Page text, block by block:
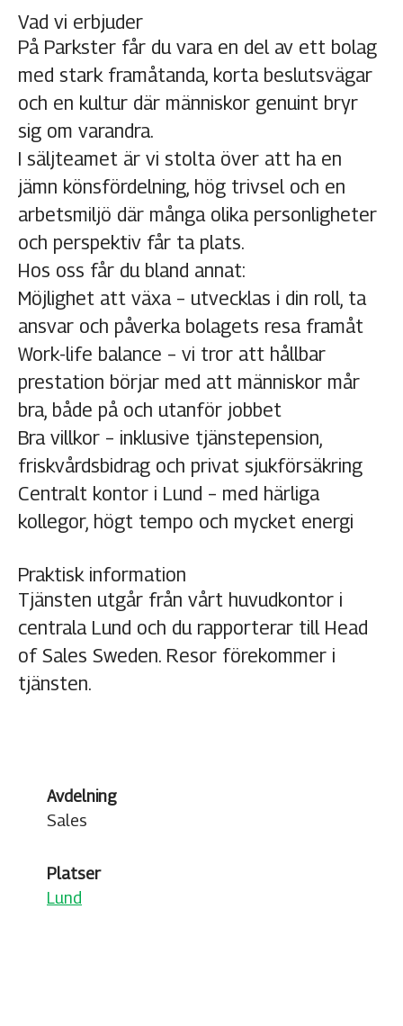
Vad vi erbjuder
På Parkster får du vara en del av ett bolag
med stark framåtanda, korta beslutsvägar
och en kultur där människor genuint bryr
sig om varandra.
I säljteamet är vi stolta över att ha en
jämn könsfördelning, hög trivsel och en
arbetsmiljö där många olika personligheter
och perspektiv får ta plats.
Hos oss får du bland annat:
Möjlighet att växa – utvecklas i din roll, ta
ansvar och påverka bolagets resa framåt
Work-life balance – vi tror att hållbar
prestation börjar med att människor mår
bra, både på och utanför jobbet
Bra villkor – inklusive tjänstepension,
friskvårdsbidrag och privat sjukförsäkring
Centralt kontor i Lund – med härliga
kollegor, högt tempo och mycket energi
Praktisk information
Tjänsten utgår från vårt huvudkontor i
centrala Lund och du rapporterar till Head
of Sales Sweden. Resor förekommer i
tjänsten.
Avdelning
Sales
Platser
Lund